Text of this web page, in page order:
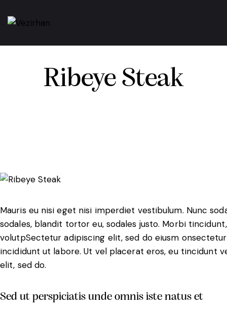
Ribeye Steak
Mauris eu nisi eget nisi imperdiet vestibulum. Nunc
sodales, blandit tortor eu, sodales justo. Morbi
volutpSectetur adipiscing elit, sed do eiusm
incididunt ut labore. Ut vel placerat eros, eu tincidunt
elit, sed do.
Sed ut perspiciatis unde omnis iste natus et